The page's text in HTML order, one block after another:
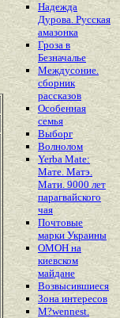
Надежда
Дурова. Русская
амазонка
Гроза в
Безначалье
Междусоние.
сборник
рассказов
Особенная
семья
Выборг
Волнолом
Yerba Mate:
Мате. Матэ.
Мати. 9000 лет
парагвайского
чая
Почтовые
марки Украины
ОМОН на
киевском
майдане
Возвысившиеся
Зона интересов
M?wennest.